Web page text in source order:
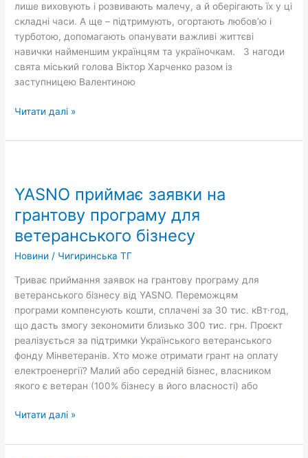
лише виховують і розвивають малечу, а й оберігають їх у ці
складні часи. А ще – підтримують, огортають любов’ю і
турботою, допомагають опанувати важливі життєві
навички найменшим українцям та україночкам. З нагоди
свята міський голова Віктор Харченко разом із
заступницею Валентиною
Читати далі »
YASNO приймає заявки на
грантову програму для
ветеранського бізнесу
Новини / Чигиринська ТГ
Триває приймання заявок на грантову програму для
ветеранського бізнесу від YASNO. Переможцям
програми компенсують кошти, сплачені за 30 тис. кВт∙год,
що дасть змогу зекономити близько 300 тис. грн. Проєкт
реалізується за підтримки Українського ветеранського
фонду Мінветеранів. Хто може отримати грант на оплату
електроенергії? Малий або середній бізнес, власником
якого є ветеран (100% бізнесу в його власності) або
заявки
грантову
програму
для
бізнесу
Читати далі »